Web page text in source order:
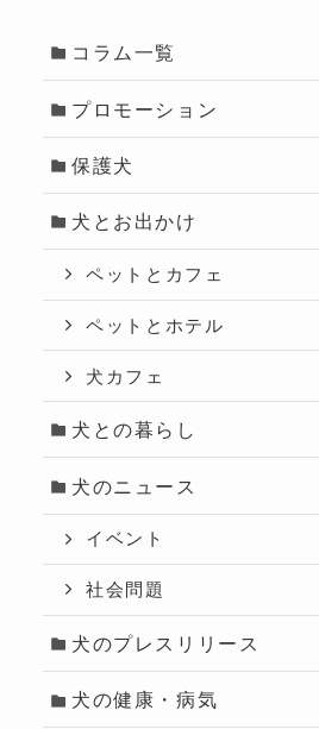
コラム一覧
プロモーション
保護犬
犬とお出かけ
ペットとカフェ
ペットとホテル
犬カフェ
犬との暮らし
犬のニュース
イベント
社会問題
犬のプレスリリース
犬の健康・病気